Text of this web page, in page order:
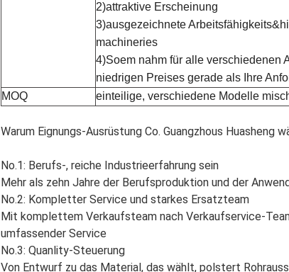
2)attraktive Erscheinung
3)ausgezeichnete
machineries
4)Soem nahm für alle verschiedenen
niedrigen Preises gerade als Ihre
MOQ
einteilige, verschiedene Modelle
Warum Eignungs-Ausrüstung Co. Guangzhous Huasheng
No.1: Berufs-, reiche Industrieerfahrung sein
Mehr als zehn Jahre der Berufsproduktion und der
No.2: Kompletter Service und starkes Ersatzteam
Mit komplettem Verkaufsteam nach Verkaufservice-
umfassender Service
No.3: Quanlity-Steuerung
Von Entwurf zu das Material, das wählt, polstert